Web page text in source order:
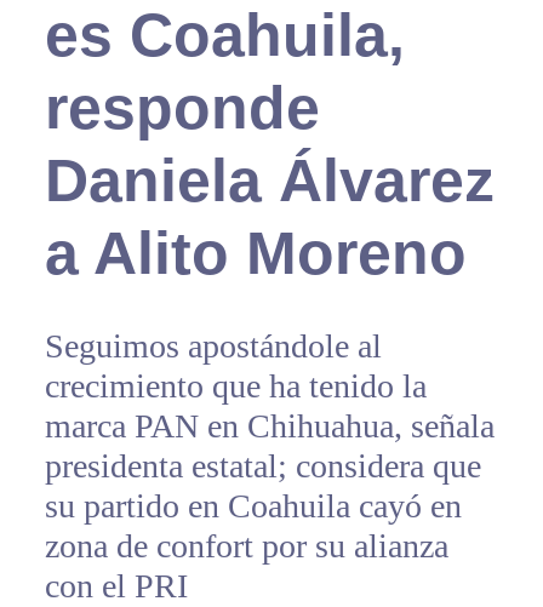
es Coahuila,
responde
Daniela Álvarez
a Alito Moreno
Seguimos apostándole al
crecimiento que ha tenido la
marca PAN en Chihuahua, señala
presidenta estatal; considera que
su partido en Coahuila cayó en
zona de confort por su alianza
con el PRI